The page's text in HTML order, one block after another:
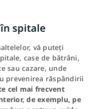
spitale
vă puteți
case de bătrâni,
sau cazare, unde
prevenirea răspândirii
cel mai frecvent
de exemplu, pe